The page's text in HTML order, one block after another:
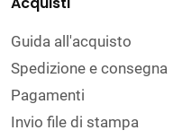
Guida all'acquisto
Spedizione e consegna
Pagamenti
Invio file di stampa